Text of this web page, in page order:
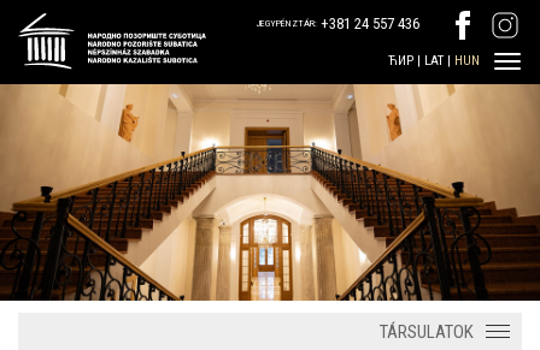
JEGYPÉNZTÁR: +381 24 557 436
ЋИР | LAT | HUN
TÁRSULATOK